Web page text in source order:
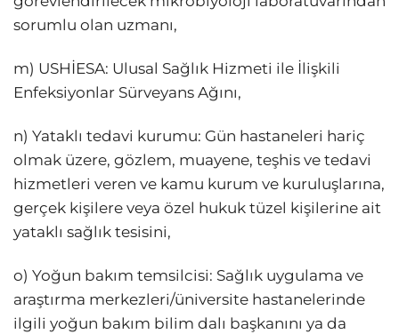
sorumlu olan uzmanı,
m) USHİESA: Ulusal Sağlık Hizmeti ile İlişkili
Enfeksiyonlar Sürveyans Ağını,
n) Yataklı tedavi kurumu: Gün hastaneleri hariç
olmak üzere, gözlem, muayene, teşhis ve tedavi
hizmetleri veren ve kamu kurum ve kuruluşlarına,
gerçek kişilere veya özel hukuk tüzel kişilerine ait
yataklı sağlık tesisini,
o) Yoğun bakım temsilcisi: Sağlık uygulama ve
araştırma merkezleri/üniversite hastanelerinde
ilgili yoğun bakım bilim dalı başkanını ya da